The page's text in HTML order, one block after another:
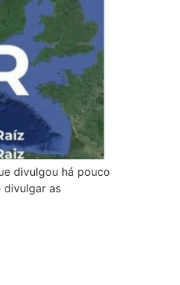
divulgou há pouco
divulgar as